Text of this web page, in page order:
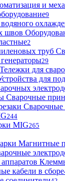
и
9
2
29
Тележки для
для
Сварочные
Сварочные
244
MIG265
Магнитные
кабели в сборе